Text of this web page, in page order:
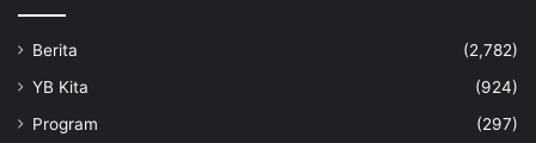
h
d
s
Berita
(2,782)
YB Kita
(924)
Program
(297)